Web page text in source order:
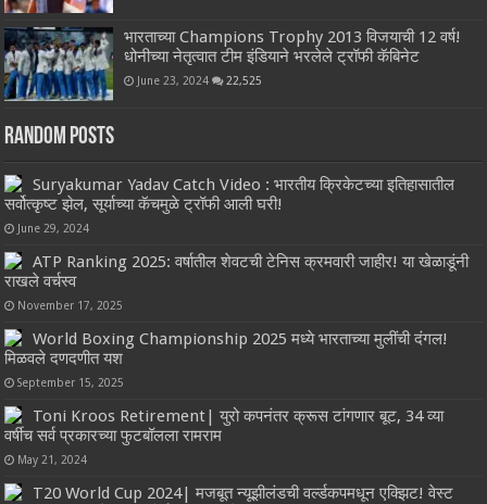
भारताच्या Champions Trophy 2013 विजयाची 12 वर्ष!
धोनीच्या नेतृत्वात टीम इंडियाने भरलेले ट्रॉफी कॅबिनेट
June 23, 2024 22,525
Random Posts
Suryakumar Yadav Catch Video : भारतीय क्रिकेटच्या इतिहासातील
सर्वोत्कृष्ट झेल, सूर्याच्या कॅचमुळे ट्रॉफी आली घरी!
June 29, 2024
ATP Ranking 2025: वर्षातील शेवटची टेनिस क्रमवारी जाहीर! या खेळाडूंनी
राखले वर्चस्व
November 17, 2025
World Boxing Championship 2025 मध्ये भारताच्या मुलींची दंगल!
मिळवले दणदणीत यश
September 15, 2025
Toni Kroos Retirement| युरो कपनंतर क्रूस टांगणार बूट, 34 व्या
वर्षीच सर्व प्रकारच्या फुटबॉलला रामराम
May 21, 2024
T20 World Cup 2024| मजबूत न्यूझीलंडची वर्ल्डकपमधून एक्झिट! वेस्ट